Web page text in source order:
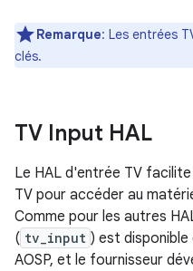
Remarque: Les entrées
clés.
TV Input HAL
Le HAL d'entrée TV
TV pour accéder au
Comme pour les autres
( tv_input ) est
AOSP, et le fournisseur